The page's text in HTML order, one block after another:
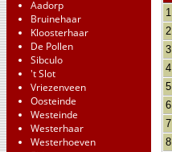
Aadorp
Bruinehaar
Kloosterhaar
De Pollen
Sibculo
't Slot
Vriezenveen
Oosteinde
Westeinde
Westerhaar
Westerhoeven
1
2
3
4
5
6
7
8